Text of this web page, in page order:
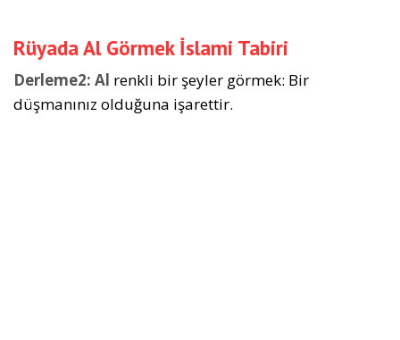
Rüyada Al Görmek İslami Tabiri
Derleme2: Al renkli bir şeyler görmek: Bir
düşmanınız olduğuna işarettir.